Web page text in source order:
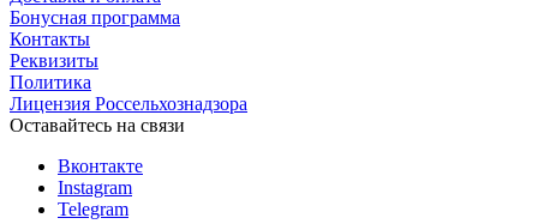
Бонусная программа
Контакты
Реквизиты
Политика
Лицензия Россельхознадзора
Оставайтесь на связи
Вконтакте
Instagram
Telegram